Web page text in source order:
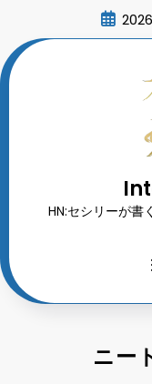
ン
ツ
HN:セシリーが書
ニー